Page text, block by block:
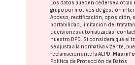
Los datos pueden cederse a otras
grupo por motivos de gestión
Acceso, rectificación, oposición,
portabilidad, limitación del
decisiones automatizadas:
nuestro DPD. Si considera que el
se ajusta a la normativa vigente,
reclamación ante laAEPD.Más
Política de Protección de Datos